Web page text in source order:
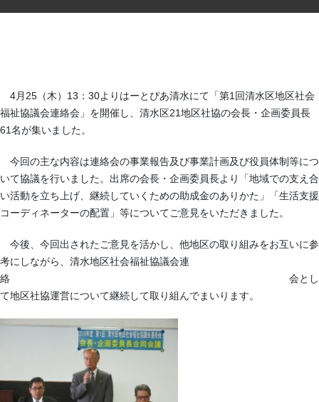
4月25（木）13：30よりはーとぴあ清水にて「第1回清水区地区社会
福祉協議会連絡会」を開催し、清水区21地区社協の会長・企画委員長
61名が集いました。
今回の主な内容は連絡会の事業報告及び事業計画及び役員体制等につ
いて協議を行いました。出席の会長・企画委員長より「地域での支え合
い活動を立ち上げ、継続していくための助成金のありかた」「生活支援
コーディネーターの配置」等についてご意見をいただきました。
今後、今回出されたご意見を活かし、他地区の取り組みをお互いに参
考にしながら、清水地区社会福祉協議会連
絡 会とし
て地区社協運営について継続して取り組んでまいります。